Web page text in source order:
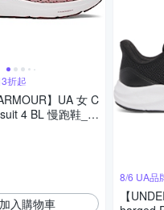
折起
】UA 女 C
4 BL 慢跑鞋_6
入購物車
8/6 UA品
【